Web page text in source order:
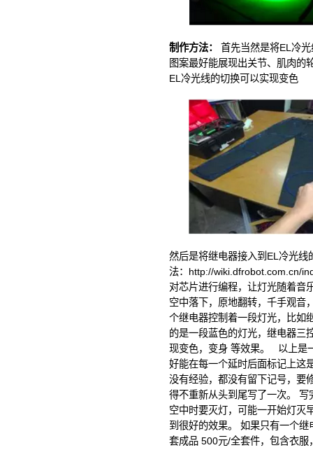
制作方法：
首先当然是将EL冷
图案最好能展现出关节、肌肉的
EL冷光线的切换可以实现变色
然后是将继电器接入到EL冷光
法：http://wiki.dfrobot.com.cn/
对芯片进行编程，让灯光随着音
空中落下，原地翻转，千手观音
个继电器控制着一段灯光，比如
的是一段蓝色的灯光，继电器三
现变色，变身 等效果。 以上是
好能在每一个延时后面标记上这
没有经验，都没有留下记号，要
得不重新从头到尾写了一次。
空中时要灭灯，可能一开始灯灭
到很好的效果。 如果只有一个
套成品 500元/全套件，包含衣